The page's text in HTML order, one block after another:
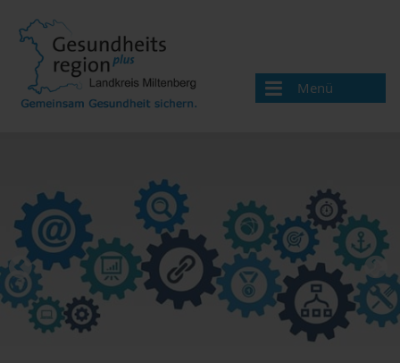
Menü
Handlungsfelder
Gesundheitsversorgung
Gesundheitsförderung und Prävention
Jahresschwerpunkt Gesundheitsförderung und